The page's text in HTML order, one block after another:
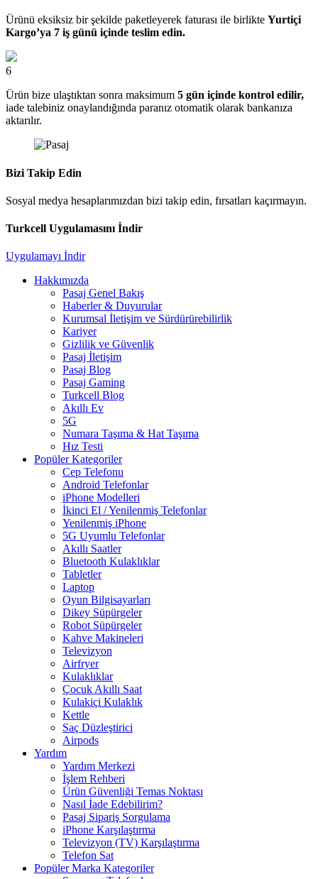
Ürünü eksiksiz bir şekilde paketleyerek faturası ile birlikte Yurtiçi
Kargo’ya 7 iş günü içinde teslim edin.
6
Ürün bize ulaştıktan sonra maksimum 5 gün içinde kontrol edilir,
iade talebiniz onaylandığında paranız otomatik olarak bankanıza
aktarılır.
Bizi Takip Edin
Sosyal medya hesaplarımızdan bizi takip edin, fırsatları kaçırmayın.
Turkcell Uygulamasını İndir
Uygulamayı İndir
Hakkımızda
Pasaj Genel Bakış
Haberler & Duyurular
Kurumsal İletişim ve Sürdürürebilirlik
Kariyer
Gizlilik ve Güvenlik
Pasaj İletişim
Pasaj Blog
Pasaj Gaming
Turkcell Blog
Akıllı Ev
5G
Numara Taşıma & Hat Taşıma
Hız Testi
Popüler Kategoriler
Cep Telefonu
Android Telefonlar
iPhone Modelleri
İkinci El / Yenilenmiş Telefonlar
Yenilenmiş iPhone
5G Uyumlu Telefonlar
Akıllı Saatler
Bluetooth Kulaklıklar
Tabletler
Laptop
Oyun Bilgisayarları
Dikey Süpürgeler
Robot Süpürgeler
Kahve Makineleri
Televizyon
Airfryer
Kulaklıklar
Çocuk Akıllı Saat
Kulakiçi Kulaklık
Kettle
Saç Düzleştirici
Airpods
Yardım
Yardım Merkezi
İşlem Rehberi
Ürün Güvenliği Temas Noktası
Nasıl İade Edebilirim?
Pasaj Sipariş Sorgulama
iPhone Karşılaştırma
Televizyon (TV) Karşılaştırma
Telefon Sat
Popüler Marka Kategoriler